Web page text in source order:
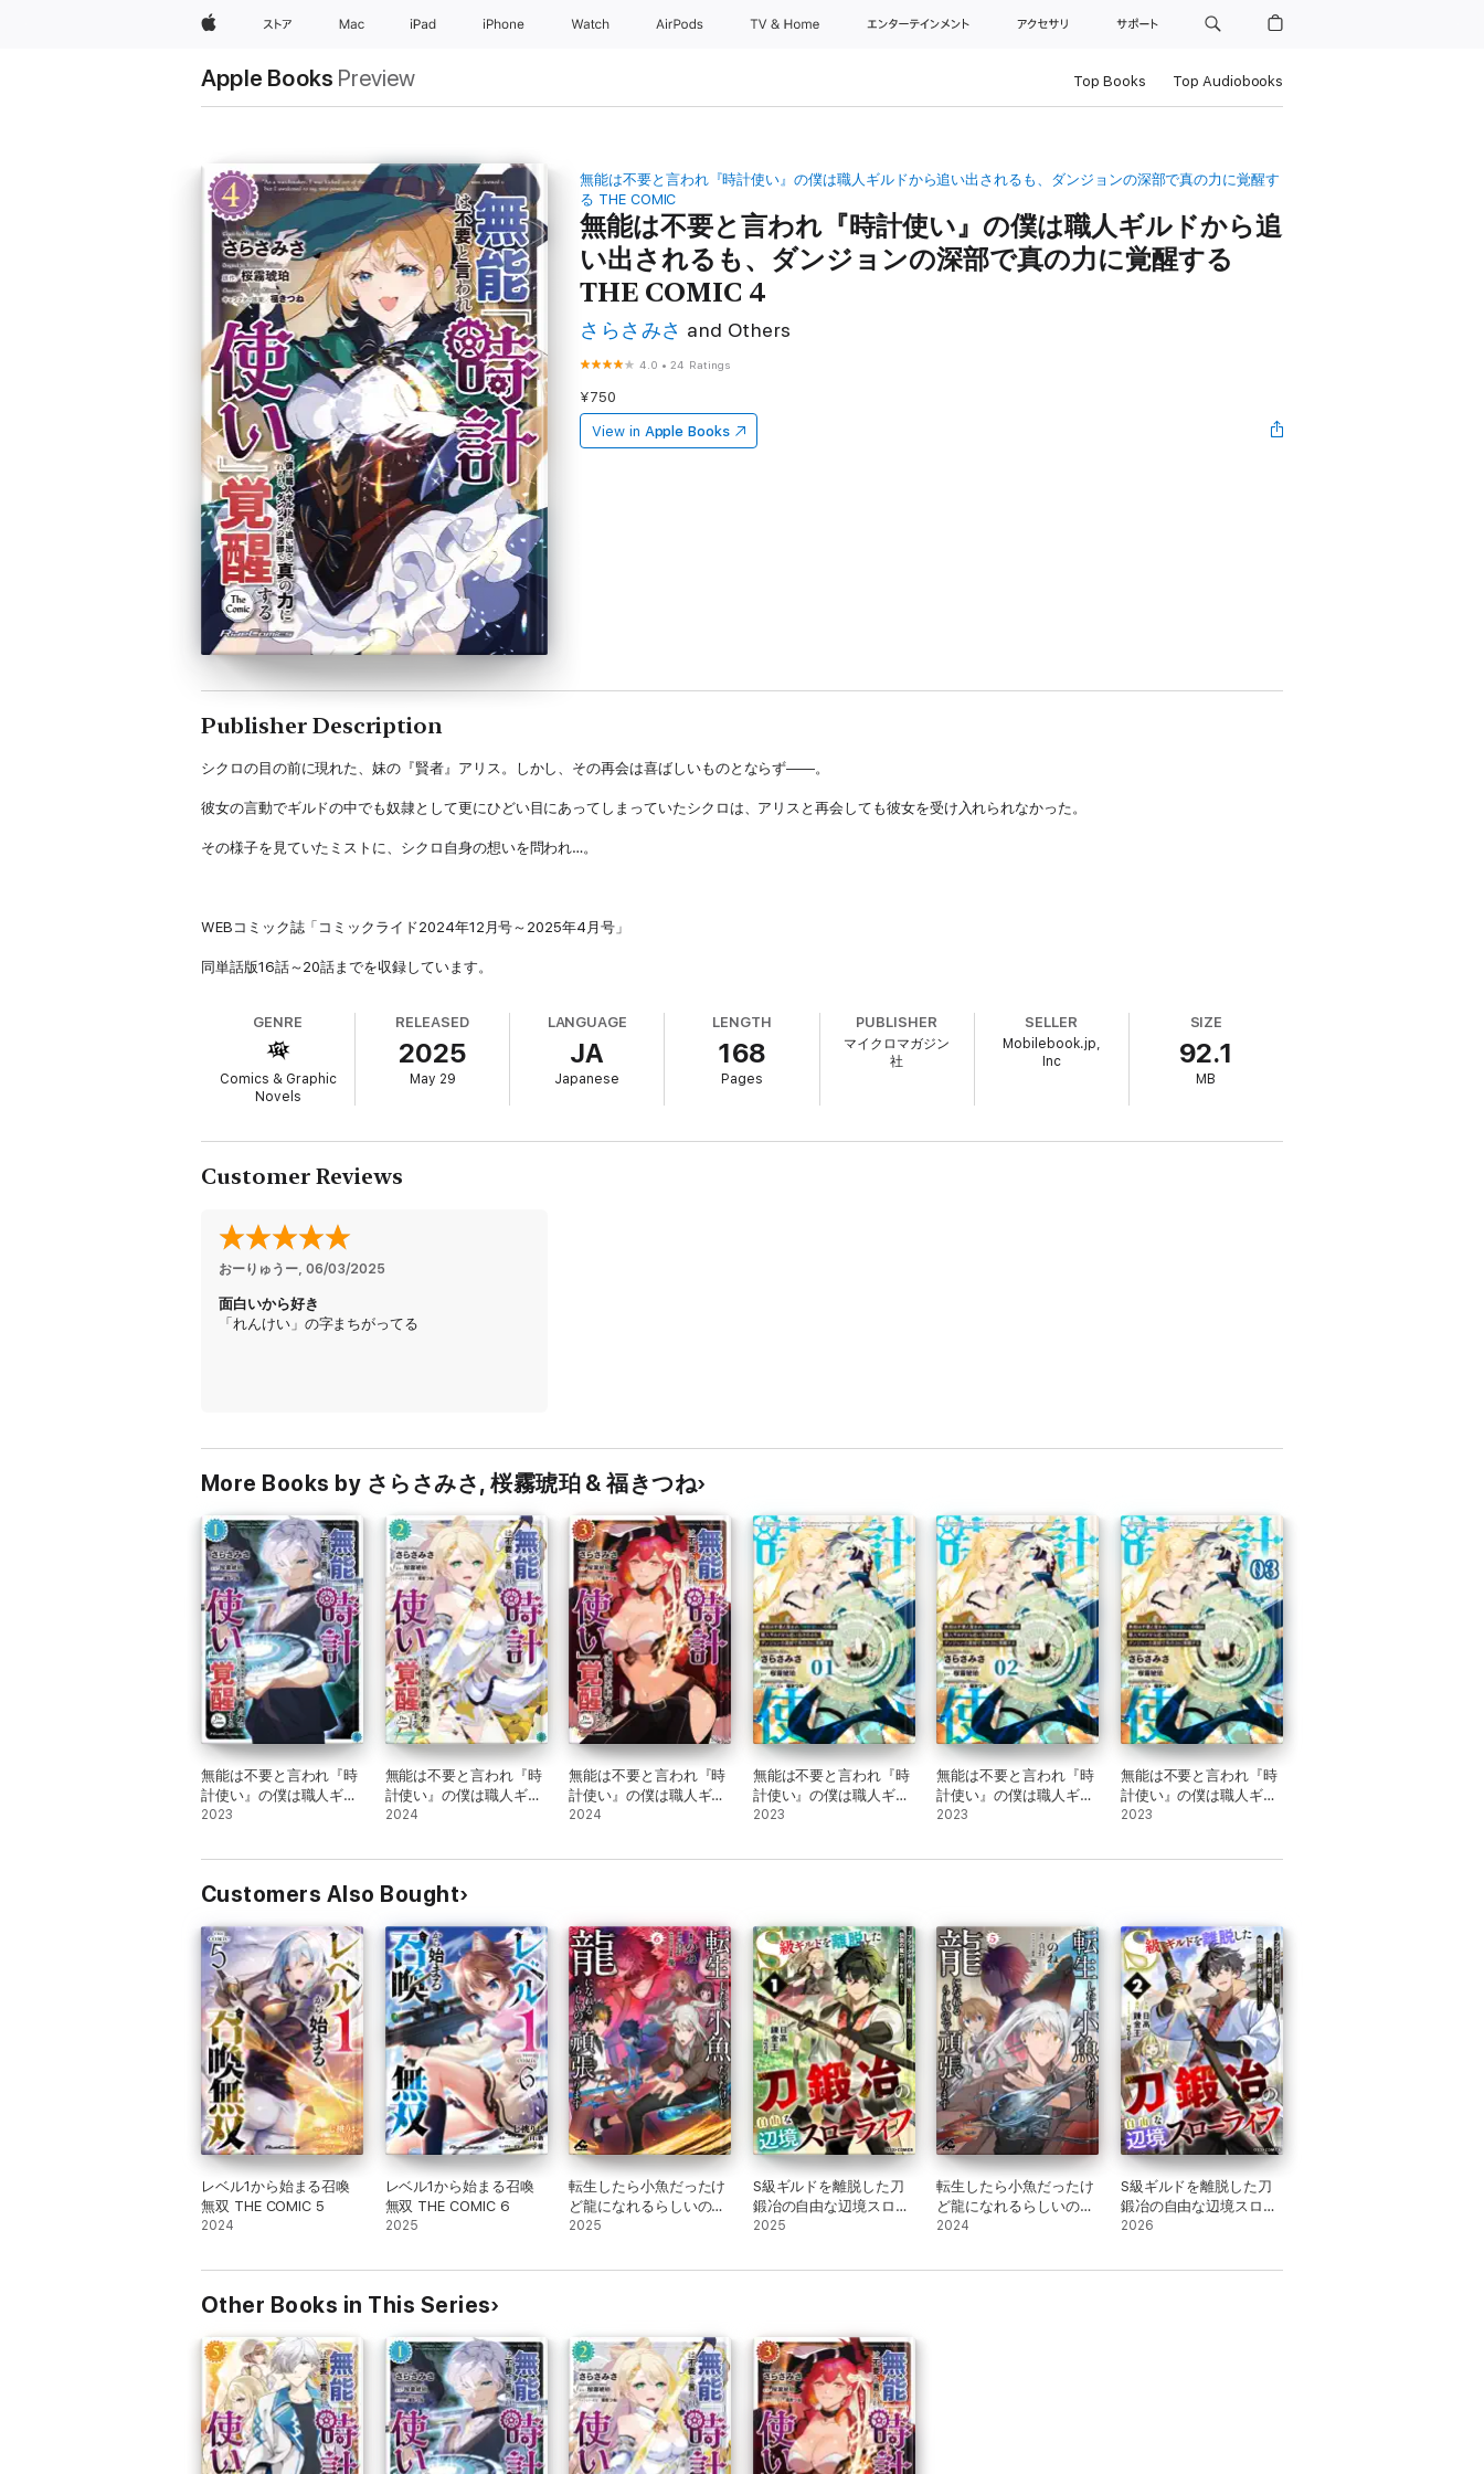
Appleストア Mac iPad iPhone Watch AirPods TV & Home エンターテインメント アクセサリ サポート
Apple Books Preview Top Books Top Audiobooks
無能は不要と言われ『時計使い』の僕は職人ギルドから追い出されるも、ダンジョンの深部で真の力に覚醒す
る THE COMIC
無能は不要と言われ『時計使い』の僕は職人ギルドから追
い出されるも、ダンジョンの深部で真の力に覚醒する
THE COMIC 4
さらさみさ and Others
4.0 •24 Ratings
¥750
View in Apple Books
Publisher Description
シクロの目の前に現れた、妹の『賢者』アリス。しかし、その再会は喜ばしいものとならず――。
彼女の言動でギルドの中でも奴隷として更にひどい目にあってしまっていたシクロは、アリスと再会しても彼女を受け入れられなかった。
その様子を見ていたミストに、シクロ自身の想いを問われ…。
WEBコミック誌「コミックライド2024年12月号～2025年4月号」
同単話版16話～20話までを収録しています。
GENRE
Comics & Graphic
Novels
RELEASED
2025
May 29
LANGUAGE
JA
Japanese
LENGTH
168
Pages
PUBLISHER
マイクロマガジン
社
SELLER
Mobilebook.jp,
Inc
SIZE
92.1
MB
Customer Reviews
おーりゅうー, 06/03/2025
面白いから好き
「れんけい」の字まちがってる
More Books by さらさみさ, 桜霧琥珀 & 福きつね
無能は不要と言われ『時
計使い』の僕は職人ギル
ドから追い出されるも、
力に覚醒する THE
2023
無能は不要と言われ『時
計使い』の僕は職人ギル
ドから追い出されるも、
力に覚醒する THE
2024
無能は不要と言われ『時
計使い』の僕は職人ギル
ドから追い出されるも、
力に覚醒する THE
2024
無能は不要と言われ『時
計使い』の僕は職人ギル
ドから追い出されるも、
力に覚醒する 【単話版】
2023
無能は不要と言われ『時
計使い』の僕は職人ギル
ドから追い出されるも、
力に覚醒する 【単話版】
2023
無能は不要と言われ『時
計使い』の僕は職人ギル
ドから追い出されるも、
力に覚醒する 【単話版】
2023
Customers Also Bought
レベル1から始まる召喚
無双 THE COMIC 5
2024
レベル1から始まる召喚
無双 THE COMIC 6
2025
転生したら小魚だったけ
ど龍になれるらしいので
頑張ります 6
2025
S級ギルドを離脱した刀
鍛冶の自由な辺境スロー
ライフ～ブラックギルド
鍛冶してたら、伝説の魔
2025
転生したら小魚だったけ
ど龍になれるらしいので
頑張ります 5
2024
S級ギルドを離脱した刀
鍛冶の自由な辺境スロー
ライフ～ブラックギルド
鍛冶してたら、伝説の魔
2026
Other Books in This Series